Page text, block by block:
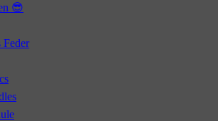
😎
Feder